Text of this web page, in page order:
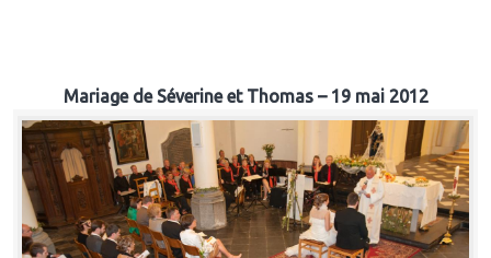
Mariage de Séverine et Thomas – 19 mai 2012